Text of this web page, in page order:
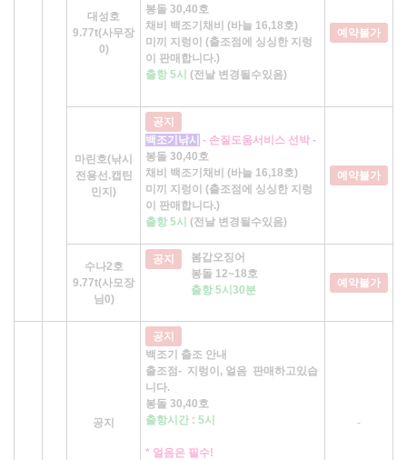
대성호
9.77t(사무장
0)
봉돌 30,40호
채비 백조기채비 (바늘 16,18호)
미끼 지렁이 (출조점에 싱싱한 지렁
이 판매합니다.)
출항 5시 (전날 변경될수있음)
예약불가
마린호(낚시
전용선.캡틴
민지)
공지
백조기낚시 - 손질도움서비스 선박 -
봉돌 30,40호
채비 백조기채비 (바늘 16,18호)
미끼 지렁이 (출조점에 싱싱한 지렁
이 판매합니다.)
출항 5시 (전날 변경될수있음)
예약불가
수나2호
9.77t(사모장
님0)
공지
봄갑오징어
봉돌 12~18호
출항 5시30분
예약불가
공지
공지
백조기 출조 안내
출조점- 지렁이, 얼음 판매하고있습
니다.
봉돌 30,40호
출항시간 : 5시
* 얼음은 필수!
-